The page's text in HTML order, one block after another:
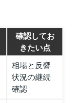
確認してお
きたい点
相場と反響
状況の継続
確認